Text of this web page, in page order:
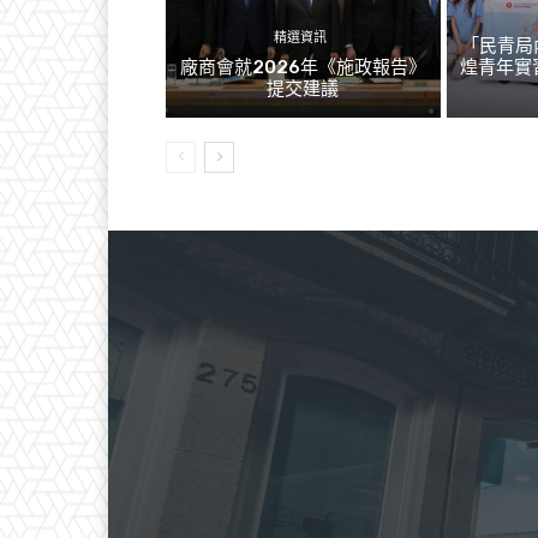
精選資訊
廠商會就2026年《施政報告》
提交建議
「民青
煌青年